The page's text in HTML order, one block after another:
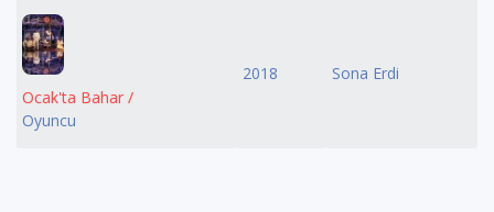
Ocak'ta Bahar /
Oyuncu
2018 Sona Erdi